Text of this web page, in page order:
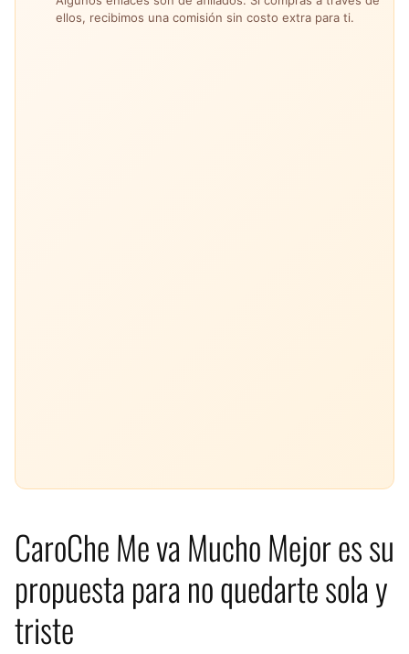
ellos, recibimos una comisión sin costo extra para ti.
CaroChe Me va Mucho Mejor es su
propuesta para no quedarte sola y
triste